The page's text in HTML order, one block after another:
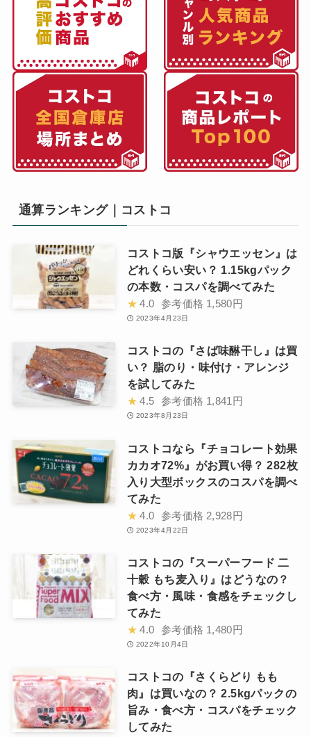
通算ランキング｜コストコ
コストコ版『シャウエッセン』は
どれくらい安い？ 1.15kgパック
の本数・コスパを調べてみた
★ 4.0 参考価格 1,580円
2023年4月23日
コストコの『さば味醂干し』は買
い？ 脂のり・味付け・アレンジ
を試してみた
★ 4.5 参考価格 1,841円
2023年8月23日
コストコなら『チョコレート効果
カカオ72%』がお買い得？ 282枚
入り大型ボックスのコスパを調べ
てみた
★ 4.0 参考価格 2,928円
2023年4月22日
コストコの『スーパーフード 二
十穀 もち麦入り』はどうなの？
食べ方・風味・食感をチェックし
てみた
★ 4.0 参考価格 1,480円
2022年10月4日
コストコの『さくらどり もも
肉』は買いなの？ 2.5kgパックの
旨み・食べ方・コスパをチェック
してみた